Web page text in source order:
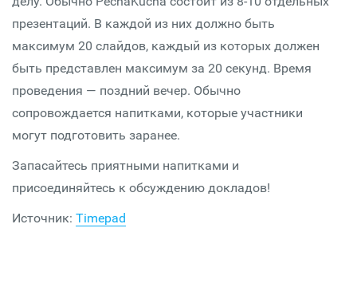
презентаций. В каждой из них должно быть
максимум 20 слайдов, каждый из которых должен
быть представлен максимум за 20 секунд. Время
проведения — поздний вечер. Обычно
сопровождается напитками, которые участники
могут подготовить заранее.
Запасайтесь приятными напитками и
присоединяйтесь к обсуждению докладов!
Источник: Timepad